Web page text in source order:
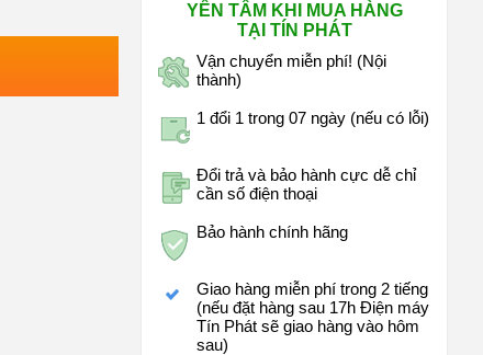
YÊN TÂM KHI MUA HÀNG
TẠI TÍN PHÁT
Vận chuyển miễn phí! (Nội
thành)
1 đổi 1 trong 07 ngày (nếu có lỗi)
Đổi trả và bảo hành cực dễ chỉ
cần số điện thoại
Bảo hành chính hãng
Giao hàng miễn phí trong 2 tiếng
(nếu đặt hàng sau 17h Điện máy
Tín Phát sẽ giao hàng vào hôm
sau)